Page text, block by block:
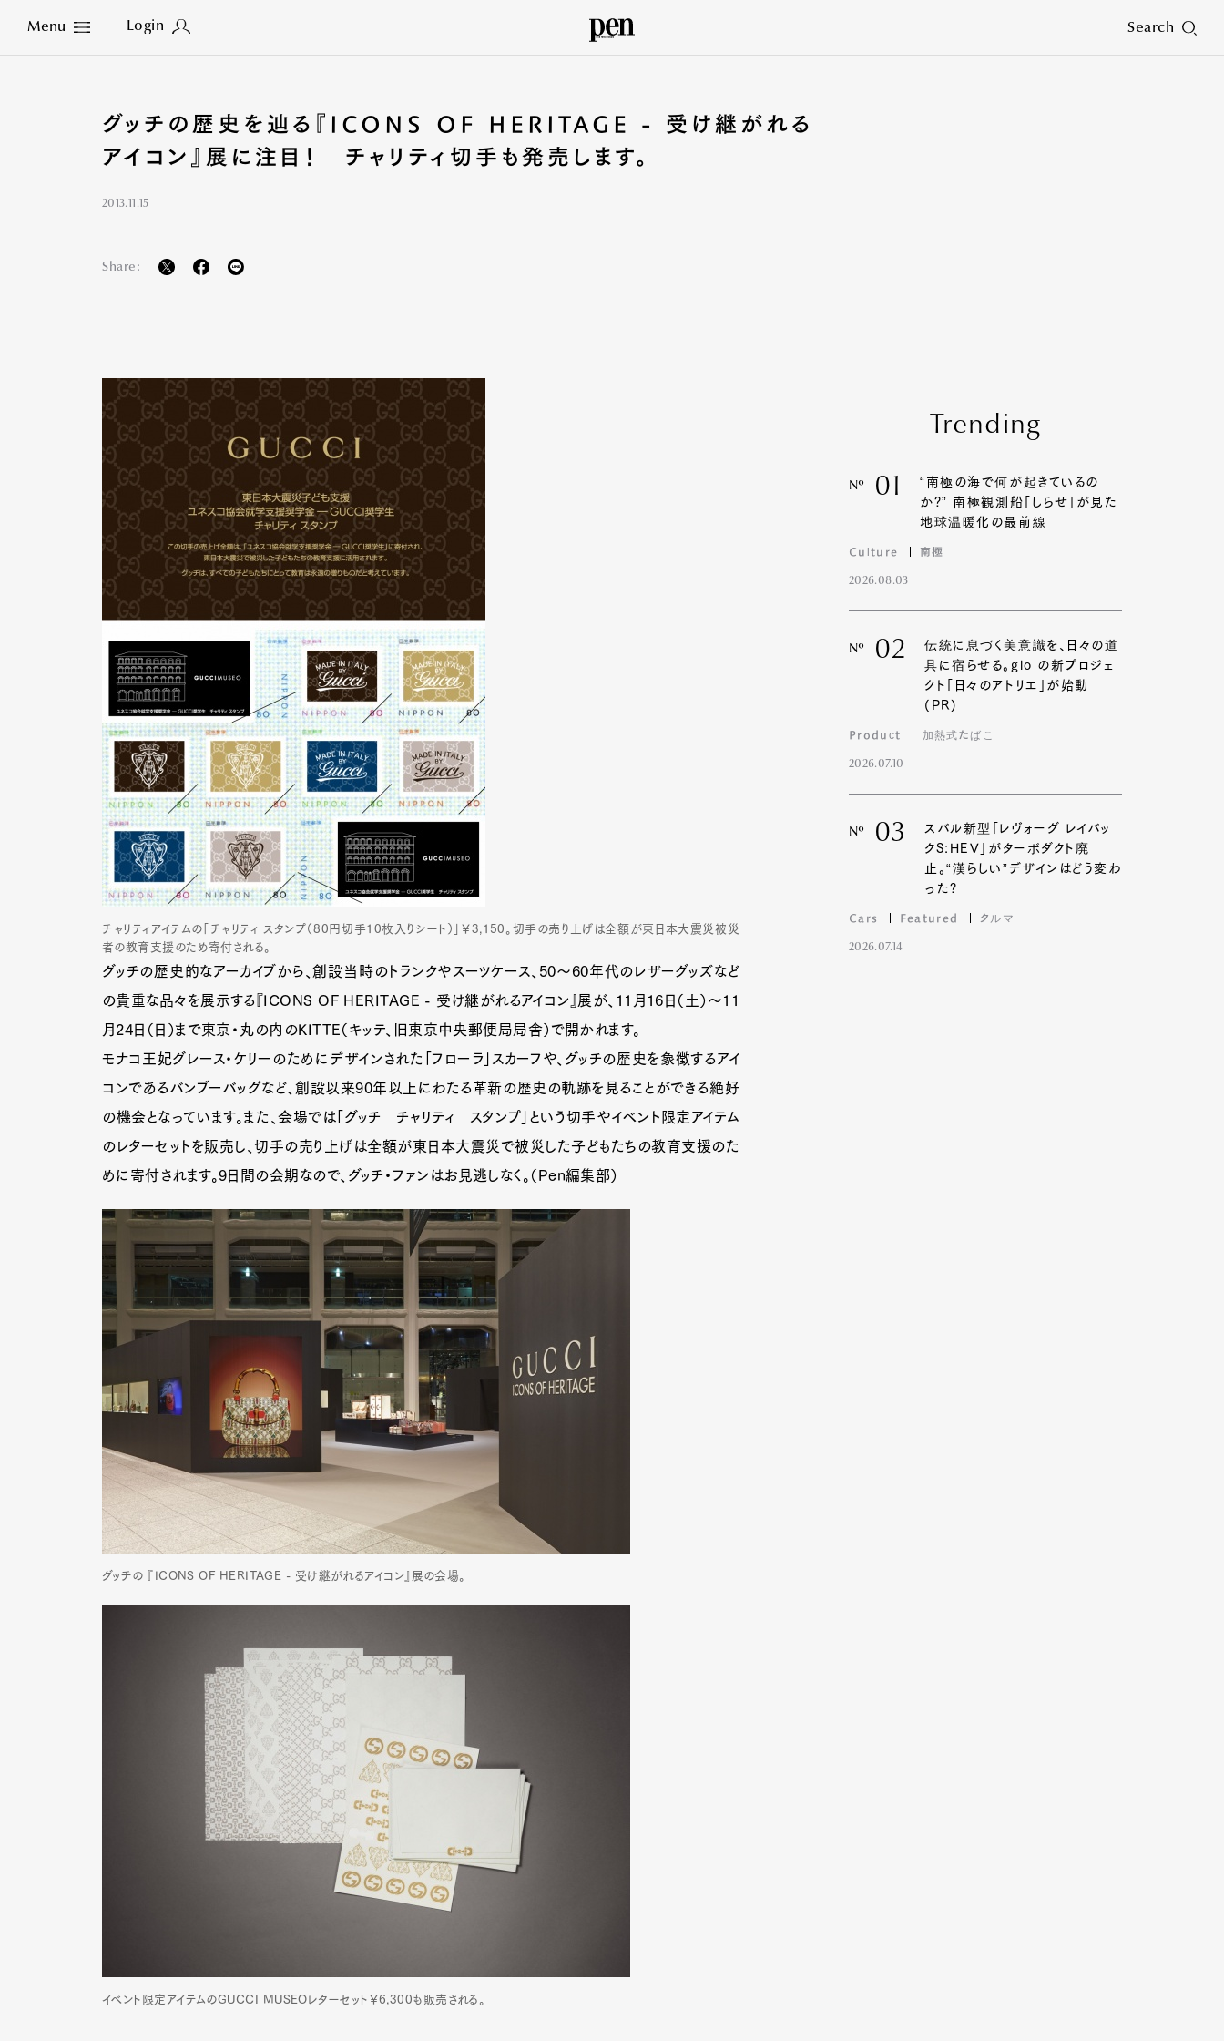
Menu Login Search
Close
Gourmet
Pen Membership Magazine
グッチの歴史を辿る『ICONS OF HERITAGE - 受け継がれる
アイコン』展に注目！ チャリティ切手も発売します。
2013.11.15
Share:
チャリティアイテムの「チャリティ スタンプ（80円切手10枚入りシート）」￥3,150。切手の売り上げは全額が東日本大震災被災
者の教育支援のため寄付される。
グッチの歴史的なアーカイブから、創設当時のトランクやスーツケース、50～60年代のレザーグッズなど
の貴重な品々を展示する『ICONS OF HERITAGE - 受け継がれるアイコン』展が、11月16日（土）～11
月24日（日）まで東京・丸の内のKITTE（キッテ、旧東京中央郵便局局舎）で開かれます。
モナコ王妃グレース・ケリーのためにデザインされた「フローラ」スカーフや、グッチの歴史を象徴するアイ
コンであるバンブーバッグなど、創設以来90年以上にわたる革新の歴史の軌跡を見ることができる絶好
の機会となっています。また、会場では「グッチ チャリティ スタンプ」という切手やイベント限定アイテム
のレターセットを販売し、切手の売り上げは全額が東日本大震災で被災した子どもたちの教育支援のた
めに寄付されます。9日間の会期なので、グッチ・ファンはお見逃しなく。（Pen編集部）
グッチの 『ICONS OF HERITAGE - 受け継がれるアイコン』展の会場。
イベント限定アイテムのGUCCI MUSEOレターセット￥6,300も販売される。
Trending
Nº 01
“南極の海で何が起きているの
か?” 南極観測船「しらせ」が見た
地球温暖化の最前線
Culture 南極
2026.08.03
Nº 02
伝統に息づく美意識を、日々の道
具に宿らせる。glo の新プロジェ
クト「日々のアトリエ」が始動
(PR)
Product 加熱式たばこ
2026.07.10
Nº 03
スバル新型「レヴォーグ レイバッ
クS:HEV」がターボダクト廃
止。“漢らしい”デザインはどう変わ
った?
Cars Featured クルマ
2026.07.14